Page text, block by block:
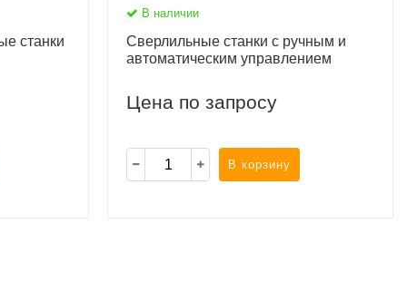
станки
В наличии
Сверлильные станки с ручным и
автоматическим управлением
Цена по запросу
В корзину